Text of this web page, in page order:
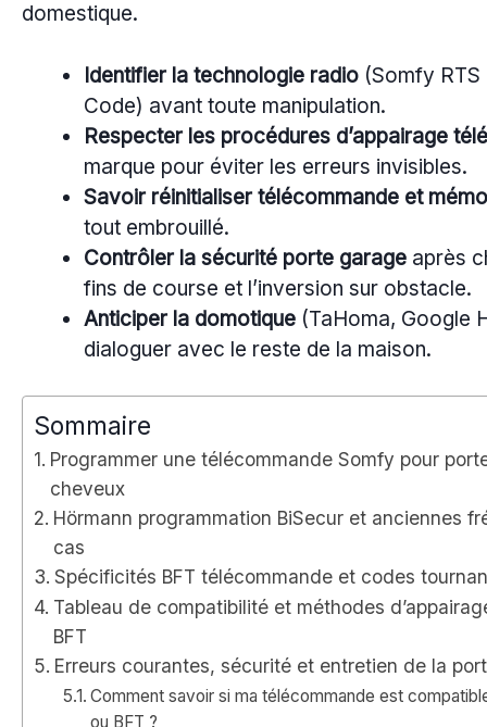
domestique.
Identifier la technologie radio (Somfy RTS
Code) avant toute manipulation.
Respecter les procédures d’appairage
marque pour éviter les erreurs invisibles.
Savoir réinitialiser télécommande et
tout embrouillé.
Contrôler la sécurité porte garage après
fins de course et l’inversion sur obstacle.
Anticiper la domotique (TaHoma, Google
dialoguer avec le reste de la maison.
Sommaire
Programmer une télécommande Somfy pour
cheveux
Hörmann programmation BiSecur et anciennes
cas
Spécificités BFT télécommande et codes
Tableau de compatibilité et méthodes
BFT
Erreurs courantes, sécurité et entretien de la
Comment savoir si ma télécommande est
ou BFT ?